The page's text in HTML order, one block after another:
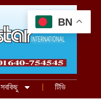
সবকিছু টিভি
BN